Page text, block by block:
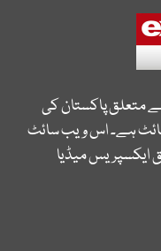
متعلق پاکستان کی
ہے۔ اس ویب سائٹ
ایکسپریس میڈیا